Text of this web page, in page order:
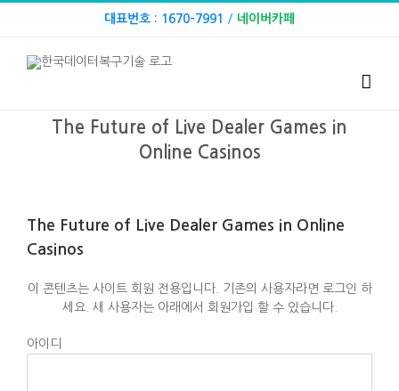
대표번호 : 1670-7991 / 네이버카페
The Future of Live Dealer Games in
Online Casinos
The Future of Live Dealer Games in Online
Casinos
이 콘텐츠는 사이트 회원 전용입니다. 기존의 사용자라면 로그인 하
세요. 새 사용자는 아래에서 회원가입 할 수 있습니다.
아이디